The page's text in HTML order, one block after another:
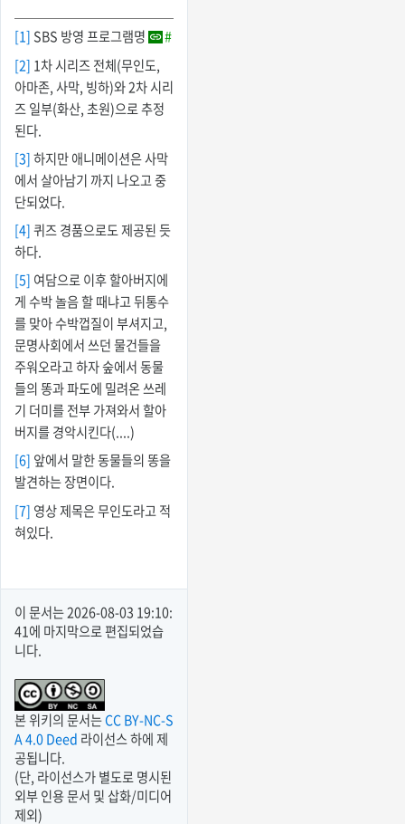
[1] SBS 방영 프로그램명
#
[2] 1차 시리즈 전체(무인도,
아마존, 사막, 빙하)와 2차 시리
즈 일부(화산, 초원)으로 추정
된다.
[3]하지만 애니메이션은 사막
에서 살아남기 까지 나오고 중
단되었다.
[4]퀴즈 경품으로도 제공된 듯
하다.
[5] 여담으로 이후 할아버지에
게 수박 놀음 할 때냐고 뒤통수
를 맞아 수박껍질이 부셔지고,
문명사회에서 쓰던 물건들을
주워오라고 하자 숲에서 동물
들의 똥과 파도에 밀려온 쓰레
기 더미를 전부 가져와서 할아
버지를 경악시킨다(....)
[6] 앞에서 말한 동물들의 똥을
발견하는 장면이다.
[7] 영상 제목은 무인도라고 적
혀있다.
이 문서는2026-08-03 19:10:
41에 마지막으로 편집되었습
니다.
본 위키의 문서는CC BY-NC-S
A 4.0 Deed 라이선스 하에 제
공됩니다.
(단, 라이선스가 별도로 명시된
외부 인용 문서 및 삽화/미디어
제외)